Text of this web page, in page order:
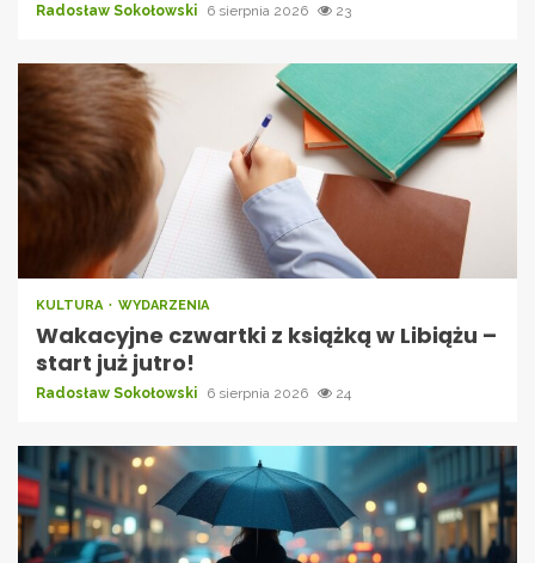
Radosław Sokołowski 6 sierpnia 2026 23
KULTURA WYDARZENIA
Wakacyjne czwartki z książką w Libiążu –
start już jutro!
Radosław Sokołowski 6 sierpnia 2026 24